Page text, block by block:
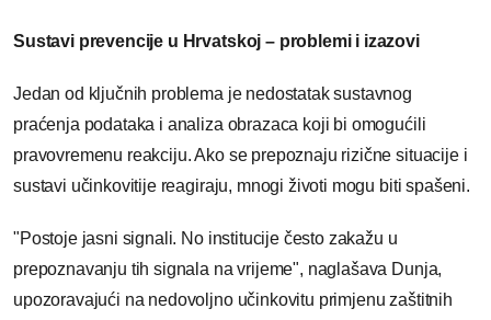
Sustavi prevencije u Hrvatskoj – problemi i izazovi
Jedan od ključnih problema je nedostatak sustavnog
praćenja podataka i analiza obrazaca koji bi omogućili
pravovremenu reakciju. Ako se prepoznaju rizične situacije i
sustavi učinkovitije reagiraju, mnogi životi mogu biti spašeni.
"Postoje jasni signali. No institucije često zakažu u
prepoznavanju tih signala na vrijeme", naglašava Dunja,
upozoravajući na nedovoljno učinkovitu primjenu zaštitnih